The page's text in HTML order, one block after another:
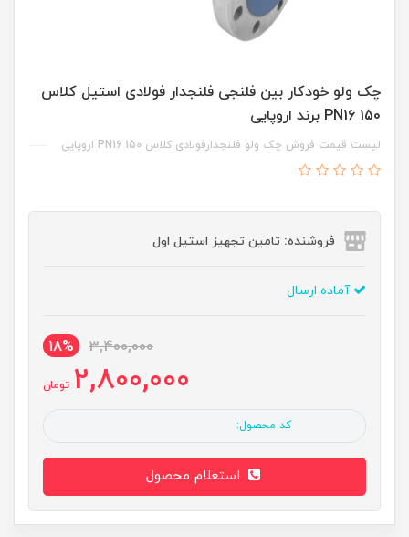
چک ولو خودکار بین فلنجی فلنجدار فولادی استیل کلاس
150 PN16 برند اروپایی
لیست قیمت فروش چک ولو فلنجدارفولادی کلاس 150 PN16 اروپایی
فروشنده: تامین تجهیز استیل اول
آماده ارسال
3,400,000
18%
2,800,000 تومان
کد محصول:
استعلام محصول